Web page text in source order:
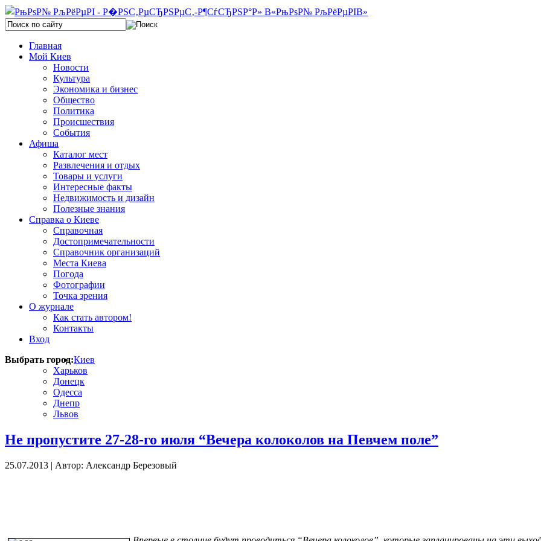
Главная
Мой Киев
Новости
Культура
Экономика и бизнес
Общество
Политика
Происшествия
События
Афиша
Каталог мест
Развлечения и отдых
Товары и услуги
Интересные факты
Недвижимость и дизайн
Полезные знания
Справка о Киеве
Справочная
Достопримечательности
Справочник организаций
Места Киева
Погода
Фотографии
Точка зрения
О журнале
Как стать автором!
Контакты
Вход
Выбрать город:Киев
Харьков
Донецк
Одесса
Днепр
Львов
Не пропустите 27-28-го июля “Вечера колоколов на Певчем поле”
25.07.2013 | Автор: Александр Березовый